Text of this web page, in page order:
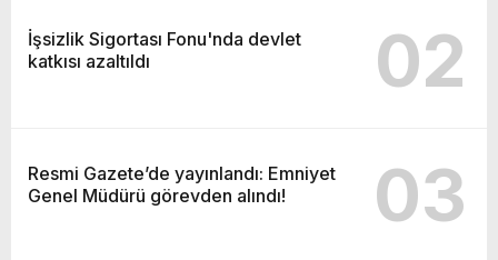
İşsizlik Sigortası Fonu'nda devlet
katkısı azaltıldı
02
Resmi Gazete’de yayınlandı: Emniyet
Genel Müdürü görevden alındı!
03